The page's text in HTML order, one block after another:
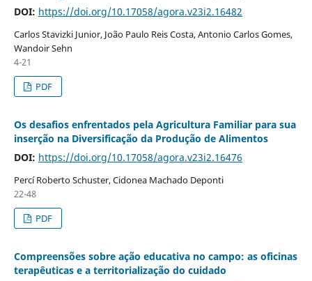
DOI: https://doi.org/10.17058/agora.v23i2.16482
Carlos Stavizki Junior, João Paulo Reis Costa, Antonio Carlos Gomes,
Wandoir Sehn
4-21
PDF
Os desafios enfrentados pela Agricultura Familiar para sua
inserção na Diversificação da Produção de Alimentos
DOI: https://doi.org/10.17058/agora.v23i2.16476
Percí Roberto Schuster, Cidonea Machado Deponti
22-48
PDF
Compreensões sobre ação educativa no campo: as oficinas
terapêuticas e a territorialização do cuidado